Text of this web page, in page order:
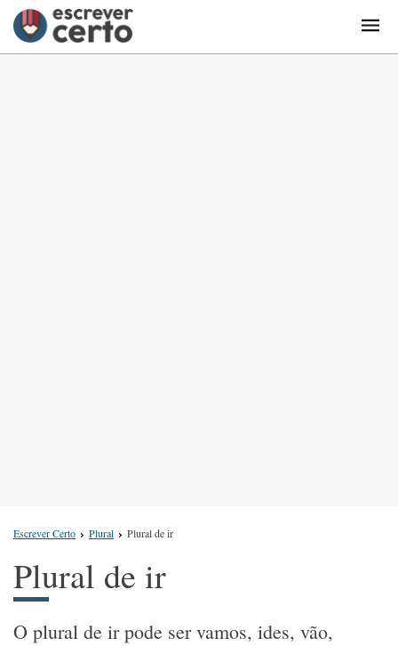
Escrever Certo Plural Plural de ir
Plural de ir
O plural de ir pode ser vamos, ides, vão,